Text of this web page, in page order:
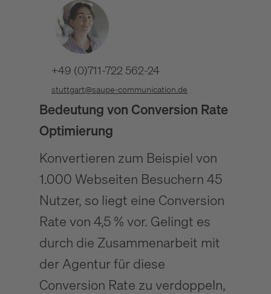
+49 (0)711-722 562-24
stuttgart@saupe-communication.de
Bedeutung von Conversion Rate
Optimierung
Konvertieren zum Beispiel von
1.000 Webseiten Besuchern 45
Nutzer, so liegt eine Conversion
Rate von 4,5 % vor. Gelingt es
durch die Zusammenarbeit mit
der Agentur für diese
Conversion Rate zu verdoppeln,